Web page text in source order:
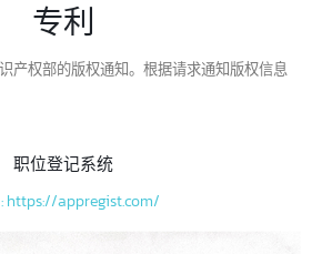
专利
职位登记系统
: https://appregist.com/